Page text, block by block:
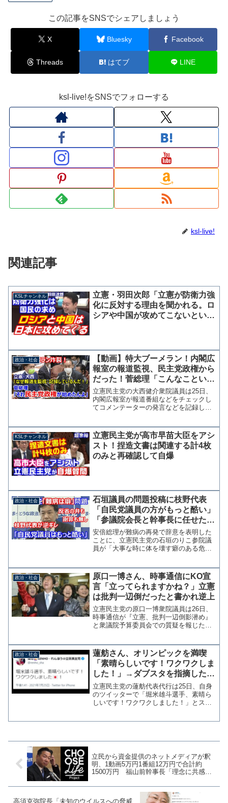
この記事をSNSでシェアしましょう
X Bluesky Facebook
Threads はてブ LINE
ksl-live!をSNSでフォローする
ksl-live!
関連記事
KSLチャンネル
立憲・羽田次郎「立憲が防衛力強
化に反対する理由を聞かれる。ロ
シアや中国が攻めてこないという
政治・社会
【動画】特大ブーメラン！内閣広
報室の報道監視、民主党政権から
だった！菅総理「こんなこといつ
からやってんだ？と聞いたら
2011年から行われていた」
立憲民主党の大西健介衆院議員は25日、
内閣広報室が報道番組などをチェックし
てコメンテーターの発言などを記録して
なってしまう」として菅総理の認識を質
した。 菅総理は「（報...
KSLチャンネル
立憲民主党が高市早苗大臣をアシ
スト！捏造文書は関連する計4枚
のみと再確認して自爆
政治・社会
石垣議員の問題投稿に枝野代表
「自民党議員の方がもっと酷い」
「参議院会長と幹事長に任せた」
記者の質問から逃げる
安倍総理が難病の再発で辞意を表明した
ことに、立憲民主党の石垣のりこ参院議
員が「大事な時に体を壊す癖のある危機
日の定例会見で「自民党にも同じことを
言って」「自民党の方が...
政治・社会
原口一博さん、時事通信にKO宣
言「立ってられますかね？」立憲
は批判一辺倒だったと書かれ逆上
立憲民主党の原口一博衆院議員は26日、
時事通信が『立憲、批判一辺倒影潜め』
と衆議院予算委員会での質疑を報じたこ
べきと考えます。「フェイク一辺倒のメ
ディア」と言われたら立...
政治・社会
蓮舫さん、オリンピックを満喫
「素晴らしいです！ワクワクしま
した！」→ダブスタを指摘した日
経新聞編集委員に逆ギレ中
立憲民主党の蓮舫代表代行は25日、自身
のツイッターで「堀米雄斗選手、素晴ら
しいです！ワクワクしました！」とスケ
立民から資金提供のネットメディアが釈
明、1動画5万円1番組12万円で合計約
1500万円 福山前幹事長「理念に共感し
高須克弥院長「未知のウイルスへの脅威